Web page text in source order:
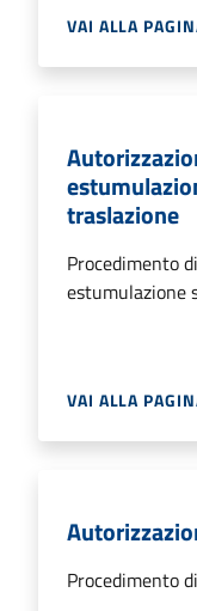
VAI ALLA
traslazione
Procedimento
estumulazione
VAI ALLA
Procedimento